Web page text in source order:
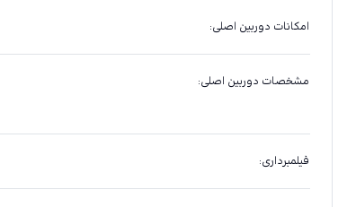
امکانات دوربین اصلی:
مشخصات دوربین اصلی:
فیلمبرداری: